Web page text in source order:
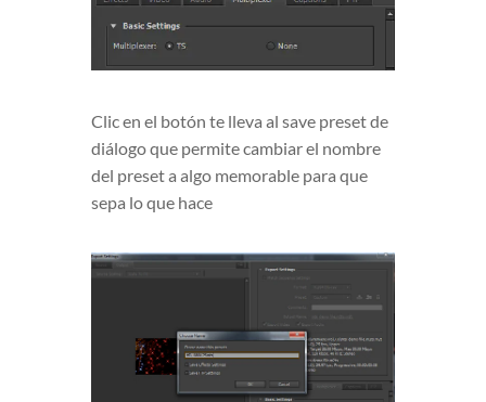
Clic en el botón te lleva al save preset de
diálogo que permite cambiar el nombre
del preset a algo memorable para que
sepa lo que hace